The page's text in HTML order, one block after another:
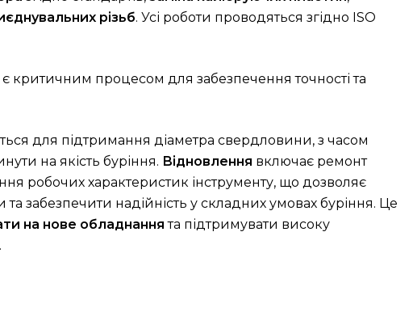
різьб. Усі роботи проводяться згідно ISO
є критичним процесом для забезпечення точності та
для підтримання діаметра свердловини, з часом
на якість буріння. Відновлення включає ремонт
робочих характеристик інструменту, що дозволяє
забезпечити надійність у складних умовах буріння. Це
на нове обладнання та підтримувати високу